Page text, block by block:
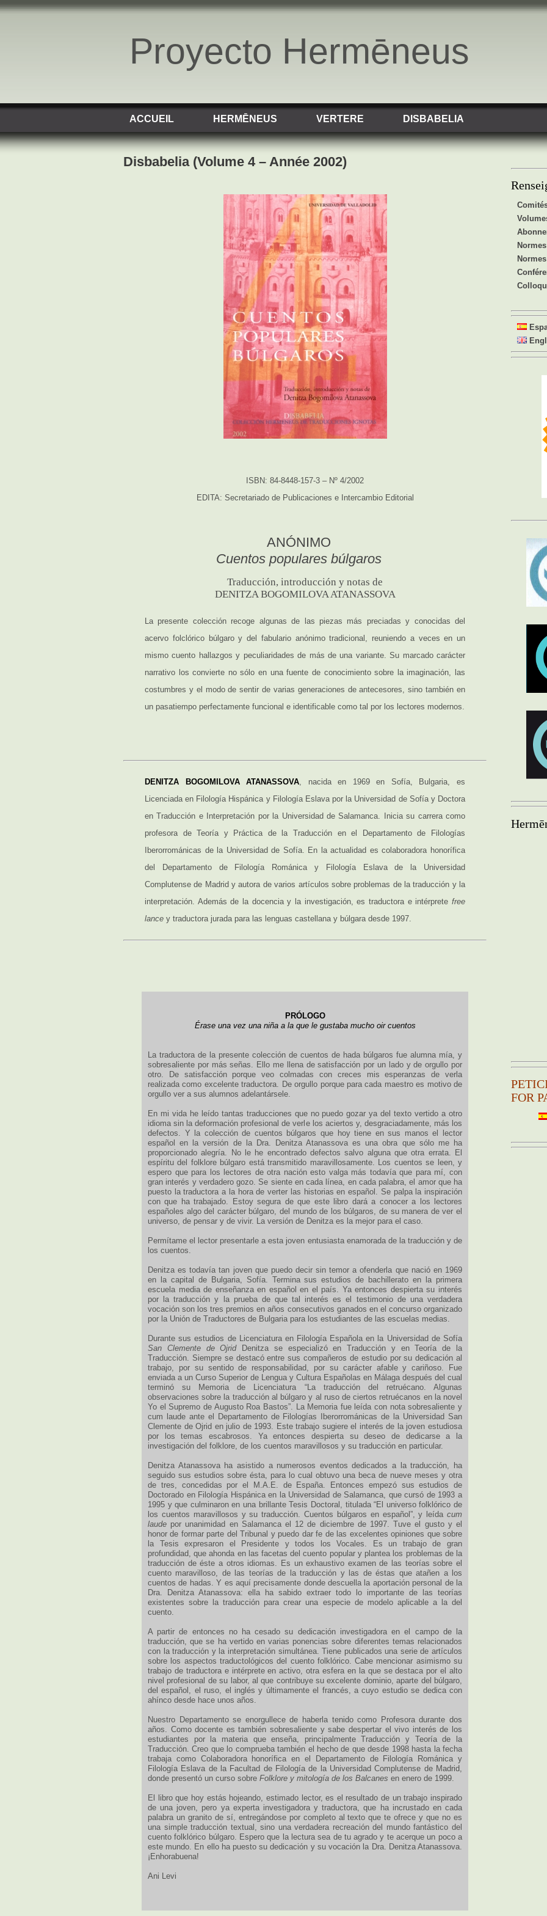
Proyecto Hermēneus
ACCUEIL HERMĒNEUS VERTERE DISBABELIA
FOR
Disbabelia (Volume 4 – Année 2002)
ISBN: 84-8448-157-3 – Nº 4/2002
EDITA: Secretariado de Publicaciones e Intercambio Editorial
ANÓNIMO
Cuentos populares búlgaros
Traducción, introducción y notas de
DENITZA BOGOMILOVA ATANASSOVA
La presente colección recoge algunas de las piezas más preciadas y conocidas del
acervo folclórico búlgaro y del fabulario anónimo tradicional, reuniendo a veces en un
mismo cuento hallazgos y peculiaridades de más de una variante. Su marcado carácter
narrativo los convierte no sólo en una fuente de conocimiento sobre la imaginación, las
costumbres y el modo de sentir de varias generaciones de antecesores, sino también en
un pasatiempo perfectamente funcional e identificable como tal por los lectores modernos.
DENITZA BOGOMILOVA ATANASSOVA, nacida en 1969 en Sofía, Bulgaria, es
Licenciada en Filología Hispánica y Filología Eslava por la Universidad de Sofía y Doctora
en Traducción e Interpretación por la Universidad de Salamanca. Inicia su carrera como
profesora de Teoría y Práctica de la Traducción en el Departamento de Filologías
Iberorrománicas de la Universidad de Sofía. En la actualidad es colaboradora honorífica
del Departamento de Filología Románica y Filología Eslava de la Universidad
Complutense de Madrid y autora de varios artículos sobre problemas de la traducción y la
interpretación. Además de la docencia y la investigación, es traductora e intérprete free
lance y traductora jurada para las lenguas castellana y búlgara desde 1997.
PRÓLOGO
Érase una vez una niña a la que le gustaba mucho oir cuentos
La traductora de la presente colección de cuentos de hada búlgaros fue alumna mía, y
sobresaliente por más señas. Ello me llena de satisfacción por un lado y de orgullo por
otro. De satisfacción porque veo colmadas con creces mis esperanzas de verla
realizada como excelente traductora. De orgullo porque para cada maestro es motivo de
orgullo ver a sus alumnos adelantársele.
En mi vida he leído tantas traducciones que no puedo gozar ya del texto vertido a otro
idioma sin la deformación profesional de verle los aciertos y, desgraciadamente, más los
defectos. Y la colección de cuentos búlgaros que hoy tiene en sus manos el lector
español en la versión de la Dra. Denitza Atanassova es una obra que sólo me ha
proporcionado alegría. No le he encontrado defectos salvo alguna que otra errata. El
espíritu del folklore búlgaro está transmitido maravillosamente. Los cuentos se leen, y
espero que para los lectores de otra nación esto valga más todavía que para mí, con
gran interés y verdadero gozo. Se siente en cada línea, en cada palabra, el amor que ha
puesto la traductora a la hora de verter las historias en español. Se palpa la inspiración
con que ha trabajado. Estoy segura de que este libro dará a conocer a los lectores
españoles algo del carácter búlgaro, del mundo de los búlgaros, de su manera de ver el
universo, de pensar y de vivir. La versión de Denitza es la mejor para el caso.
Permítame el lector presentarle a esta joven entusiasta enamorada de la traducción y de
los cuentos.
Denitza es todavía tan joven que puedo decir sin temor a ofenderla que nació en 1969
en la capital de Bulgaria, Sofía. Termina sus estudios de bachillerato en la primera
escuela media de enseñanza en español en el país. Ya entonces despierta su interés
por la traducción y la prueba de que tal interés es el testimonio de una verdadera
vocación son los tres premios en años consecutivos ganados en el concurso organizado
por la Unión de Traductores de Bulgaria para los estudiantes de las escuelas medias.
Durante sus estudios de Licenciatura en Filología Española en la Universidad de Sofía
San Clemente de OjridDenitza se especializó en Traducción y en Teoría de la
Traducción. Siempre se destacó entre sus compañeros de estudio por su dedicación al
trabajo, por su sentido de responsabilidad, por su carácter afable y cariñoso. Fue
enviada a un Curso Superior de Lengua y Cultura Españolas en Málaga después del cual
terminó su Memoria de Licenciatura “La traducción del retruécano. Algunas
observaciones sobre la traducción al búlgaro y al ruso de ciertos retruécanos en la novel
Yo el Supremo de Augusto Roa Bastos”. La Memoria fue leída con nota sobresaliente y
cum laude ante el Departamento de Filologías Iberorrománicas de la Universidad San
Clemente de Ojrid en julio de 1993. Este trabajo sugiere el interés de la joven estudiosa
por los temas escabrosos. Ya entonces despierta su deseo de dedicarse a la
investigación del folklore, de los cuentos maravillosos y su traducción en particular.
Denitza Atanassova ha asistido a numerosos eventos dedicados a la traducción, ha
seguido sus estudios sobre ésta, para lo cual obtuvo una beca de nueve meses y otra
de tres, concedidas por el M.A.E. de España. Entonces empezó sus estudios de
Doctorado en Filología Hispánica en la Universidad de Salamanca, que cursó de 1993 a
1995 y que culminaron en una brillante Tesis Doctoral, titulada “El universo folklórico de
los cuentos maravillosos y su traducción. Cuentos búlgaros en español”, y leída cum
laude por unanimidad en Salamanca el 12 de diciembre de 1997. Tuve el gusto y el
honor de formar parte del Tribunal y puedo dar fe de las excelentes opiniones que sobre
la Tesis expresaron el Presidente y todos los Vocales. Es un trabajo de gran
profundidad, que ahonda en las facetas del cuento popular y plantea los problemas de la
traducción de éste a otros idiomas. Es un exhaustivo examen de las teorías sobre el
cuento maravilloso, de las teorías de la traducción y las de éstas que atañen a los
cuentos de hadas. Y es aquí precisamente donde descuella la aportación personal de la
Dra. Denitza Atanassova: ella ha sabido extraer todo lo importante de las teorías
existentes sobre la traducción para crear una especie de modelo aplicable a la del
cuento.
A partir de entonces no ha cesado su dedicación investigadora en el campo de la
traducción, que se ha vertido en varias ponencias sobre diferentes temas relacionados
con la traducción y la interpretación simultánea. Tiene publicados una serie de artículos
sobre los aspectos traductológicos del cuento folklórico. Cabe mencionar asimismo su
trabajo de traductora e intérprete en activo, otra esfera en la que se destaca por el alto
nivel profesional de su labor, al que contribuye su excelente dominio, aparte del búlgaro,
del español, el ruso, el inglés y últimamente el francés, a cuyo estudio se dedica con
ahínco desde hace unos años.
Nuestro Departamento se enorgullece de haberla tenido como Profesora durante dos
años. Como docente es también sobresaliente y sabe despertar el vivo interés de los
estudiantes por la materia que enseña, principalmente Traducción y Teoría de la
Traducción. Creo que lo comprueba también el hecho de que desde 1998 hasta la fecha
trabaja como Colaboradora honorífica en el Departamento de Filología Románica y
Filología Eslava de la Facultad de Filología de la Universidad Complutense de Madrid,
donde presentó un curso sobre Folklore y mitología de los Balcanes en enero de 1999.
El libro que hoy estás hojeando, estimado lector, es el resultado de un trabajo inspirado
de una joven, pero ya experta investigadora y traductora, que ha incrustado en cada
palabra un granito de sí, entregándose por completo al texto que te ofrece y que no es
una simple traducción textual, sino una verdadera recreación del mundo fantástico del
cuento folklórico búlgaro. Espero que la lectura sea de tu agrado y te acerque un poco a
este mundo. En ello ha puesto su dedicación y su vocación la Dra. Denitza Atanassova.
¡Enhorabuena!
Ani Levi